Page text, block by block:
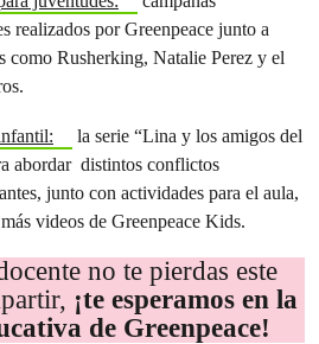
realizados por Greenpeace junto a
como Rusherking, Natalie Perez y el
la serie “Lina y los amigos del
abordar distintos conflictos
junto con actividades para el aula,
videos de Greenpeace Kids.
no te pierdas este
¡te esperamos en la
de Greenpeace!